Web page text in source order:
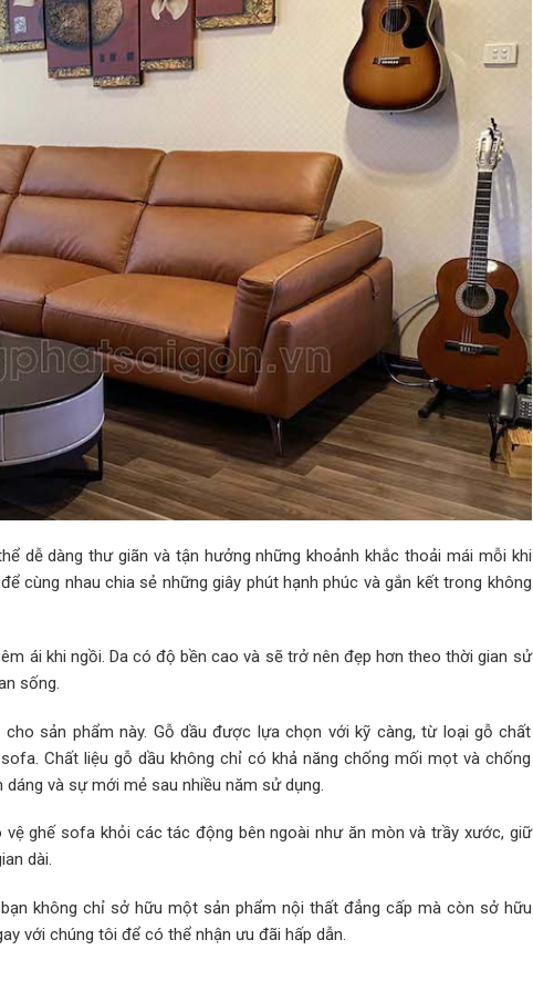
dễ dàng thư giãn và tận hưởng những khoảnh khắc thoải mái mỗi khi
cùng nhau chia sẻ những giây phút hạnh phúc và gắn kết trong không
ái khi ngồi. Da có độ bền cao và sẽ trở nên đẹp hơn theo thời gian sử
sống.
sản phẩm này. Gỗ dầu được lựa chọn với kỹ càng, từ loại gỗ chất
Chất liệu gỗ dầu không chỉ có khả năng chống mối mọt và chống
và sự mới mẻ sau nhiều năm sử dụng.
ghế sofa khỏi các tác động bên ngoài như ăn mòn và trầy xước, giữ
dài.
không chỉ sở hữu một sản phẩm nội thất đẳng cấp mà còn sở hữu
với chúng tôi để có thể nhận ưu đãi hấp dẫn.